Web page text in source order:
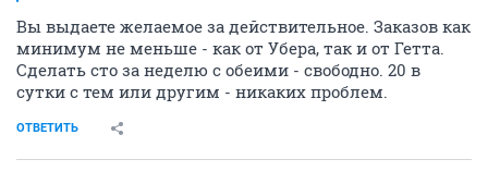
Вы выдаете желаемое за действительное. Заказов как
минимум не меньше - как от Убера, так и от Гетта.
Сделать сто за неделю с обеими - свободно. 20 в
сутки с тем или другим - никаких проблем.
ОТВЕТИТЬ